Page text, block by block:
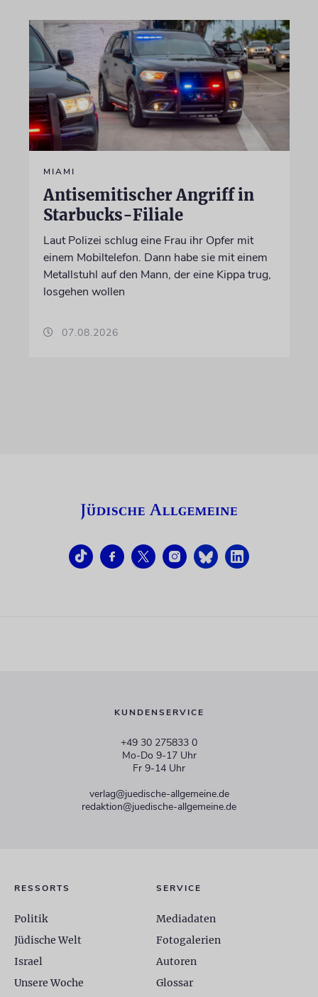
MIAMI
Antisemitischer Angriff in
Starbucks-Filiale
Laut Polizei schlug eine Frau ihr Opfer mit
einem Mobiltelefon. Dann habe sie mit einem
Metallstuhl auf den Mann, der eine Kippa trug,
losgehen wollen
07.08.2026
KUNDENSERVICE
+49 30 275833 0
Mo-Do 9-17 Uhr
Fr 9-14 Uhr
verlag@juedische-allgemeine.de
redaktion@juedische-allgemeine.de
RESSORTS
Politik
Jüdische Welt
Israel
Unsere Woche
SERVICE
Mediadaten
Fotogalerien
Autoren
Glossar